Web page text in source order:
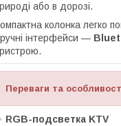
або в дорозі.
колонка легко
інтерфейси —
Переваги та
RGB-подсветка KTV